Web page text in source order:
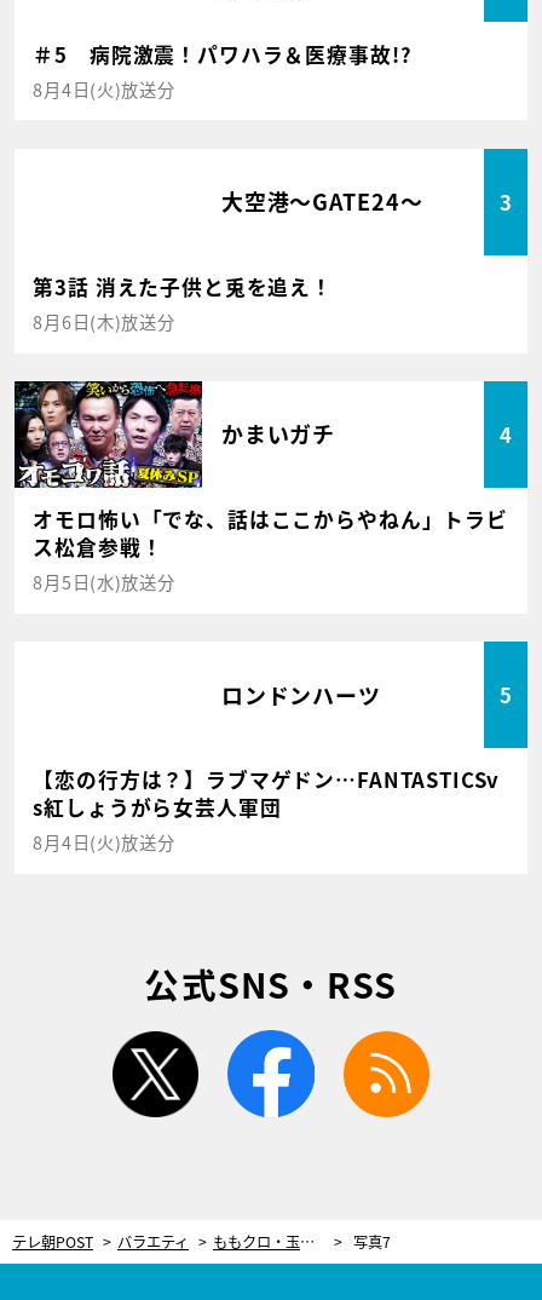
＃5 病院激震！パワハラ＆医療事故!?
8月4日(火)放送分
大空港～GATE24～ 3
第3話 消えた子供と兎を追え！
8月6日(木)放送分
かまいガチ 4
オモロ怖い「でな、話はここからやねん」トラビ
ス松倉参戦！
8月5日(水)放送分
ロンドンハーツ 5
【恋の行方は？】ラブマゲドン…FANTASTICSv
s紅しょうがら女芸人軍団
8月4日(火)放送分
公式SNS・RSS
twitter facebook
テレ朝POST バラエティ ももクロ・玉井詩織「なぞなぞクイーン」宣言！圧倒的なひらめき力を披露！ 写真7